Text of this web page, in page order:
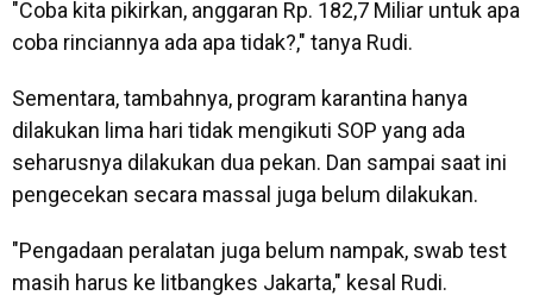
"Coba kita pikirkan, anggaran Rp. 182,7 Miliar untuk apa
coba rinciannya ada apa tidak?," tanya Rudi.
Sementara, tambahnya, program karantina hanya
dilakukan lima hari tidak mengikuti SOP yang ada
seharusnya dilakukan dua pekan. Dan sampai saat ini
pengecekan secara massal juga belum dilakukan.
"Pengadaan peralatan juga belum nampak, swab test
masih harus ke litbangkes Jakarta," kesal Rudi.